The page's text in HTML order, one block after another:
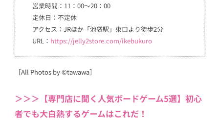
営業時間：11：00～20：00
定休日：不定休
アクセス：JRほか「池袋駅」東口より徒歩2分
URL： https://jelly2store.com/ikebukuro
［All Photos by ©tawawa］
＞＞＞【専門店に聞く人気ボードゲーム5選】初心
者でも大白熱するゲームはこれだ！